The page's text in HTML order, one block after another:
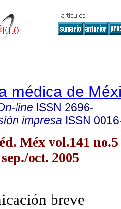
médica de
line ISSN 2696-
impresa ISSN
Méx vol.141
oct. 2005
breve